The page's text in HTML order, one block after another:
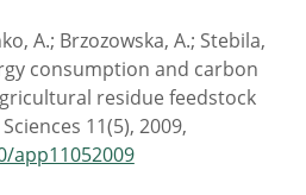
A.; Brzozowska, A.; Stebila,
consumption and carbon
residue feedstock
11(5), 2009,
app11052009